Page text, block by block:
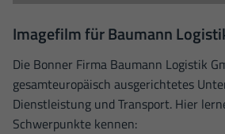
Imagefilm für Baumann
Die Bonner Firma Baumann Logistik
gesamteuropäisch ausgerichtetes
Dienstleistung und Transport. Hier
Schwerpunkte kennen: